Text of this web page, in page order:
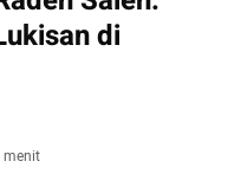
di
menit